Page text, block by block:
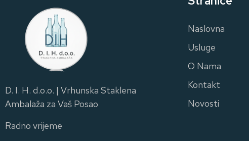
D. I. H. d.o.o. | Vrhunska Staklena
Ambalaža za Vaš Posao
Radno vrijeme
Naslovna
Usluge
O Nama
Kontakt
Novosti